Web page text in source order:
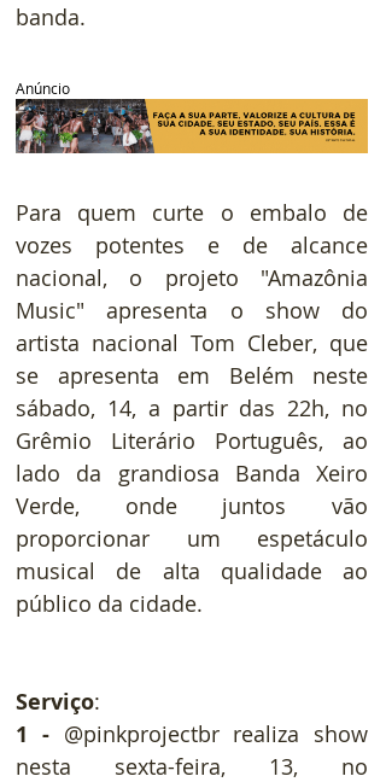
banda.
Anúncio
Para quem curte o embalo de
vozes potentes e de alcance
nacional, o projeto "Amazônia
Music" apresenta o show do
artista nacional Tom Cleber, que
se apresenta em Belém neste
sábado, 14, a partir das 22h, no
Grêmio Literário Português, ao
lado da grandiosa Banda Xeiro
Verde, onde juntos vão
proporcionar um espetáculo
musical de alta qualidade ao
público da cidade.
Serviço:
1 - @pinkprojectbr realiza show
nesta sexta-feira, 13, no